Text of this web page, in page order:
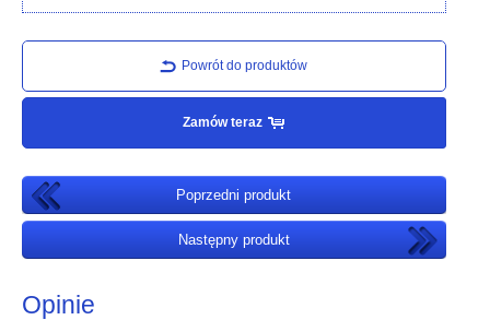
Powrót do produktów
Zamów teraz
Poprzedni produkt
Następny produkt
Opinie